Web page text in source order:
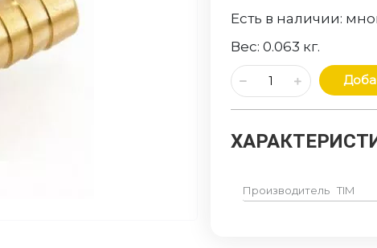
Есть в наличии:
Вес: 0.063 кг.
Производитель TIM